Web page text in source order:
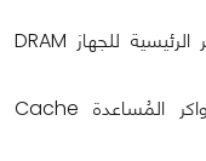
تقليل زمن تأخر وصول البيانات للذواكر الرئيسية للجهاز DRAM
تقليل زمن تأخر وصول البيانات للذواكر المُساعدة Cache